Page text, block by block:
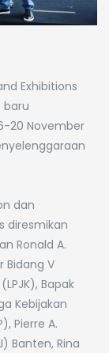
Exhibitions
baru
20 November
dan
diresmikan
Ronald A.
Bidang V
Bapak
Kebijakan
Pierre A.
Banten, Rina